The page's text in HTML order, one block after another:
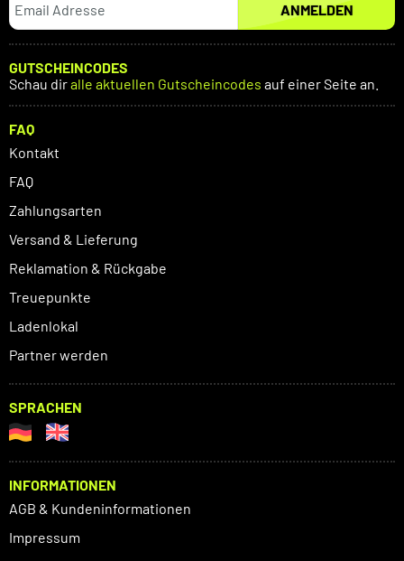
ANMELDEN
GUTSCHEINCODES
Schau diralle aktuellen Gutscheincodes auf einer Seite an.
FAQ
Kontakt
FAQ
Zahlungsarten
Versand & Lieferung
Reklamation & Rückgabe
Treuepunkte
Ladenlokal
Partner werden
SPRACHEN
INFORMATIONEN
AGB & Kundeninformationen
Impressum